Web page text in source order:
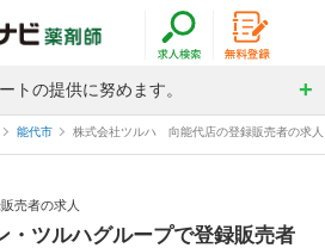
トの提供に努めます。
能代市 株式会社ツルハ 向能代店の登録販売者の求人
売者の求人
・ツルハグループで登録販売者